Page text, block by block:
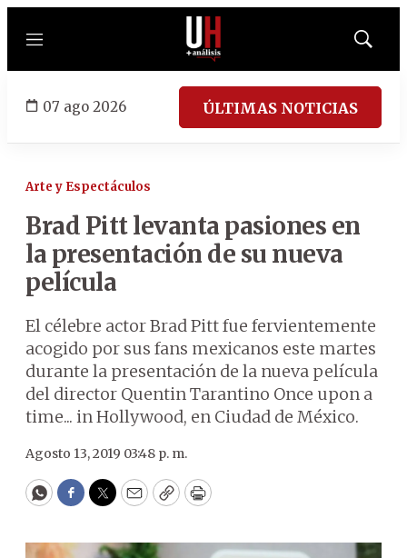
Menú
Mostrar
07 ago 2026 ÚLTIMAS NOTICIAS
Arte y Espectáculos
Brad Pitt levanta pasiones en
la presentación de su nueva
película
El célebre actor Brad Pitt fue fervientemente
acogido por sus fans mexicanos este martes
durante la presentación de la nueva película
del director Quentin Tarantino Once upon a
time... in Hollywood, en Ciudad de México.
Agosto 13, 2019 03:48 p. m.
WhatsApp
Facebook
Twitter
EmailCopyPrint